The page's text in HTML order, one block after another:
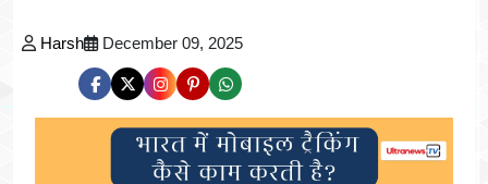
Harsh December 09, 2025